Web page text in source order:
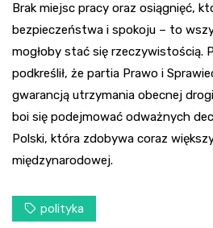
Brak miejsc pracy oraz osiągnięć,
bezpieczeństwa i spokoju – to
mogłoby stać się rzeczywistością.
podkreślił, że partia Prawo i
gwarancją utrzymania obecnej
boi się podejmować odważnych
Polski, która zdobywa coraz
międzynarodowej.
polityka